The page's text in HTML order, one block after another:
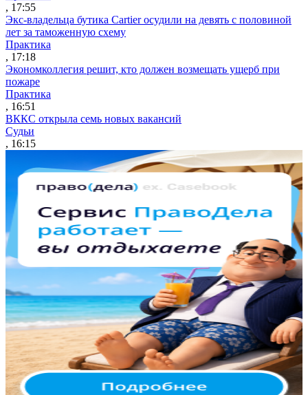
, 17:55
Экс-владельца бутика Cartier осудили на девять с половиной
лет за таможенную схему
Практика
, 17:18
Экономколлегия решит, кто должен возмещать ущерб при
пожаре
Практика
, 16:51
ВККС открыла семь новых вакансий
Судьи
, 16:15